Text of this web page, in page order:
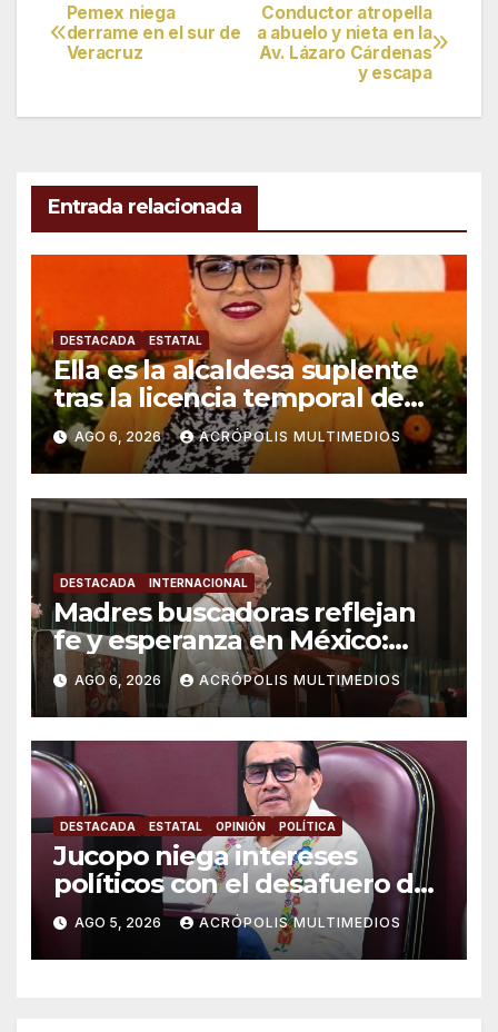
Navegación
de
entradas
Conductor atropella
a abuelo y nieta en la
Av. Lázaro Cárdenas
y escapa
Pemex niega
derrame en el sur de
Veracruz
Entrada relacionada
DESTACADA ESTATAL
Ella es la alcaldesa suplente
tras la licencia temporal de
Raúl González en Ixhuatlán
del Sureste
AGO 6, 2026 ACRÓPOLIS MULTIMEDIOS
DESTACADA INTERNACIONAL
Madres buscadoras reflejan
fe y esperanza en México:
Parolin
AGO 6, 2026 ACRÓPOLIS MULTIMEDIOS
DESTACADA ESTATAL OPINIÓN POLÍTICA
Jucopo niega intereses
políticos con el desafuero de
alcaldes
AGO 5, 2026 ACRÓPOLIS MULTIMEDIOS